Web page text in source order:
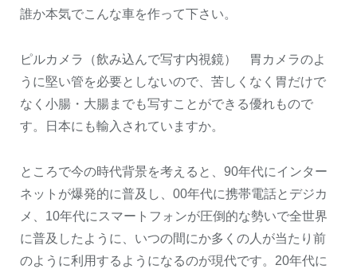
誰か本気でこんな車を作って下さい。
ピルカメラ（飲み込んで写す内視鏡） 胃カメラのよ
うに堅い管を必要としないので、苦しくなく胃だけで
なく小腸・大腸までも写すことができる優れもので
す。日本にも輸入されていますか。
ところで今の時代背景を考えると、90年代にインター
ネットが爆発的に普及し、00年代に携帯電話とデジカ
メ、10年代にスマートフォンが圧倒的な勢いで全世界
に普及したように、いつの間にか多くの人が当たり前
のように利用するようになるのが現代です。20年代に